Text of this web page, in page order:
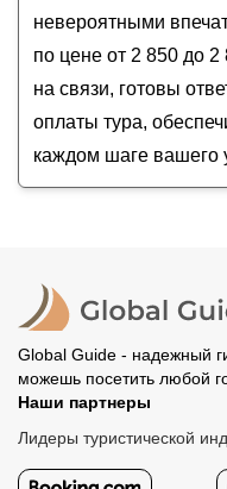
невероятными
по цене от 2 850 до
на связи, готовы
оплаты тура,
каждом шаге вашего
Global Guide - надежный
можешь посетить любой
Наши партнеры
Лидеры туристической